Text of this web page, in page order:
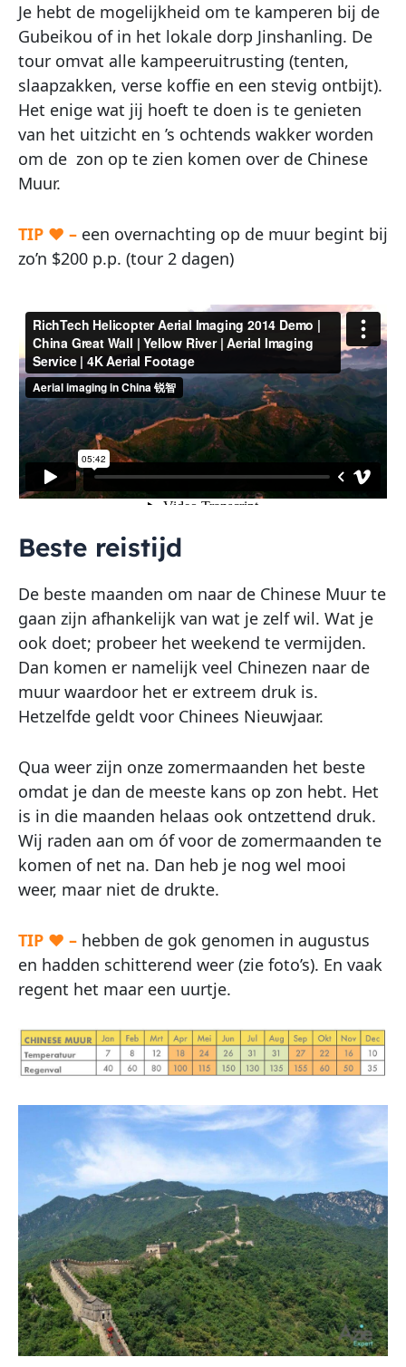
Je hebt de mogelijkheid om te kamperen bij de
Gubeikou of in het lokale dorp Jinshanling. De
tour omvat alle kampeeruitrusting (tenten,
slaapzakken, verse koffie en een stevig ontbijt).
Het enige wat jij hoeft te doen is te genieten
van het uitzicht en ’s ochtends wakker worden
om de zon op te zien komen over de Chinese
Muur.
TIP ♥ – een overnachting op de muur begint bij
zo’n $200 p.p. (tour 2 dagen)
Beste reistijd
De beste maanden om naar de Chinese Muur te
gaan zijn afhankelijk van wat je zelf wil. Wat je
ook doet; probeer het weekend te vermijden.
Dan komen er namelijk veel Chinezen naar de
muur waardoor het er extreem druk is.
Hetzelfde geldt voor Chinees Nieuwjaar.
Qua weer zijn onze zomermaanden het beste
omdat je dan de meeste kans op zon hebt. Het
is in die maanden helaas ook ontzettend druk.
Wij raden aan om óf voor de zomermaanden te
komen of net na. Dan heb je nog wel mooi
weer, maar niet de drukte.
TIP ♥ – hebben de gok genomen in augustus
en hadden schitterend weer (zie foto’s). En vaak
regent het maar een uurtje.